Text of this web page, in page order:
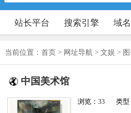
站长平台 搜索引擎 域
当前位置： 首页 > 网址导航 > 文娱 >
中国美术馆
浏览：33 类型